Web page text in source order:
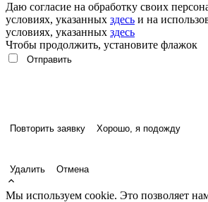
Даю согласие на обработку своих
условиях, указанных здесь и на
условиях, указанных здесь
Чтобы продолжить, установите флажок
Повторить заявку Хорошо, я подожду
Удалить Отмена
Мы используем cookie. Это позволяет